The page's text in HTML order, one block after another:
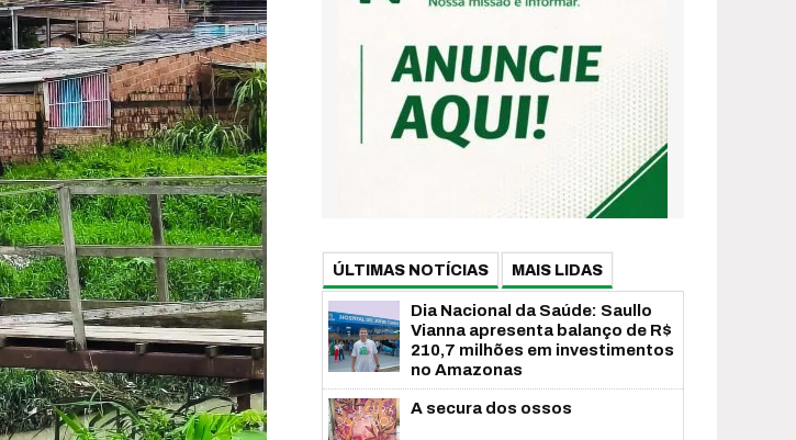
ÚLTIMAS NOTÍCIAS MAIS LIDAS
Dia Nacional da Saúde: Saullo
Vianna apresenta balanço de R$
210,7 milhões em investimentos
no Amazonas
A secura dos ossos